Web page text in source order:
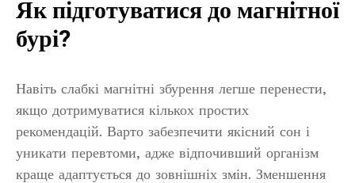
Як підготуватися до магнітної
бурі?
Навіть слабкі магнітні збурення легше перенести,
якщо дотримуватися кількох простих
рекомендацій. Варто забезпечити якісний сон і
уникати перевтоми, адже відпочивший організм
краще адаптується до зовнішніх змін. Зменшення